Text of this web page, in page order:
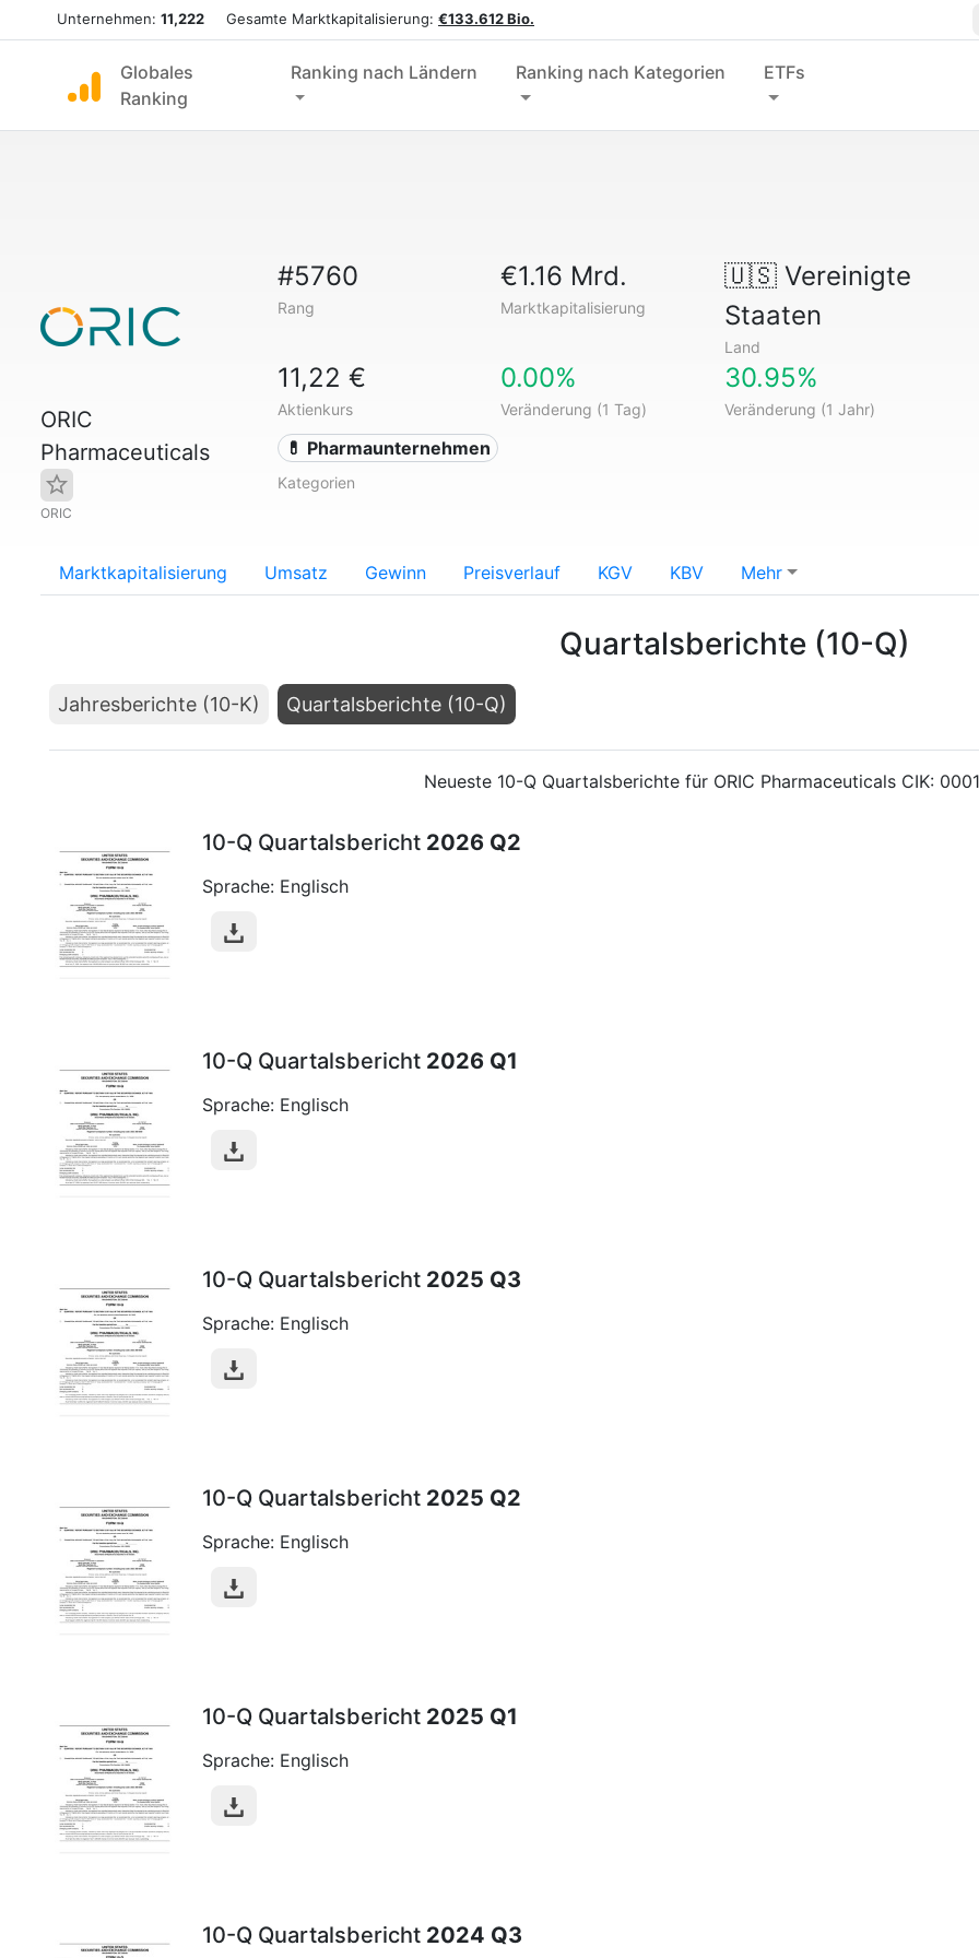
Unternehmen: 11,222 Gesamte Marktkapitalisierung: €133.612 Bio.
Globales
Ranking
Ranking nach Ländern Ranking nach Kategorien ETFs
ORIC
Pharmaceuticals
ORIC
#5760
Rang
€1.16 Mrd.
Marktkapitalisierung
🇺🇸Vereinigte
Staaten
Land
11,22 €
Aktienkurs
0.00%
Veränderung (1 Tag)
30.95%
Veränderung (1 Jahr)
💊 Pharmaunternehmen
Kategorien
Marktkapitalisierung Umsatz Gewinn Preisverlauf KGV KBV Mehr
Quartalsberichte (10-Q)
Jahresberichte (10-K) Quartalsberichte (10-Q)
Neueste 10-Q Quartalsberichte für ORIC Pharmaceuticals CIK:
10-Q Quartalsbericht 2026 Q2
Sprache: Englisch
10-Q Quartalsbericht 2026 Q1
Sprache: Englisch
10-Q Quartalsbericht 2025 Q3
Sprache: Englisch
10-Q Quartalsbericht 2025 Q2
Sprache: Englisch
10-Q Quartalsbericht 2025 Q1
Sprache: Englisch
10-Q Quartalsbericht 2024 Q3